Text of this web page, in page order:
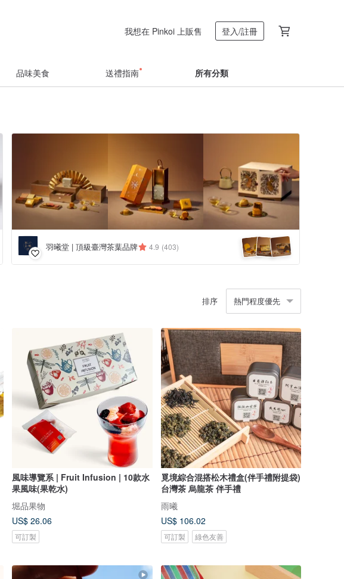
我想在 Pinkoi 上販售 登入/註冊
品味美食 送禮指南 所有分類
羽曦堂 | 頂級臺灣茶葉品牌 4.9 (403)
排序 熱門程度優先
風味導覽系 | Fruit Infusion | 10款水
果風味(果乾水)
堀品果物
US$ 26.06
可訂製
覓境綜合混搭松木禮盒(伴手禮附提袋)
台灣茶 烏龍茶 伴手禮
雨曦
US$ 106.02
可訂製 綠色友善